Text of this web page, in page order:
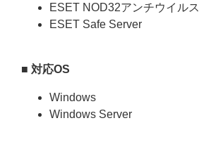
ESET NOD32アンチウイルス
ESET Safe Server
■ 対応OS
Windows
Windows Server